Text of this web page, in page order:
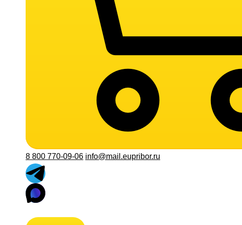
8 800 770-09-06 info@mail.eupribor.ru